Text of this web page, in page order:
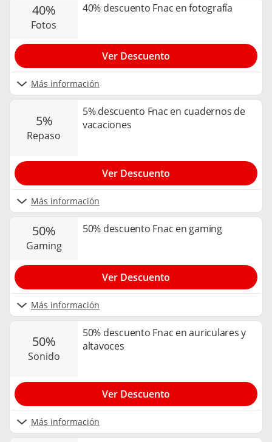
40%
fotos
40% descuento Fnac en fotografía
Más información
Ver Descuento
5%
repaso
5% descuento Fnac en cuadernos de
vacaciones
Más información
Ver Descuento
50%
gaming
50% descuento Fnac en gaming
Más información
Ver Descuento
50%
sonido
50% descuento Fnac en auriculares y
altavoces
Más información
Ver Descuento